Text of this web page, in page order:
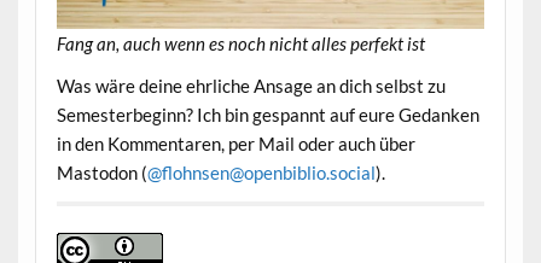
Fang an, auch wenn es noch nicht alles perfekt ist
Was wäre deine ehrliche Ansage an dich selbst zu
Semesterbeginn? Ich bin gespannt auf eure Gedanken
in den Kommentaren, per Mail oder auch über
Mastodon (@flohnsen@openbiblio.social).